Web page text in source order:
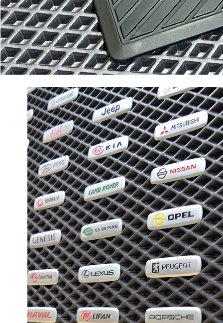
Отдельные коврики
EVA
Эконом
Водительский коврик 1100
1800
можете уточнить
Без лепестка
С лепестком
В корзину
Коврик переднего пассажира1100 1800
В корзину
Багажник
EVA
Эконом
Ковер багажника2350 3550
В корзину
Вышивка
Примеры вышивки